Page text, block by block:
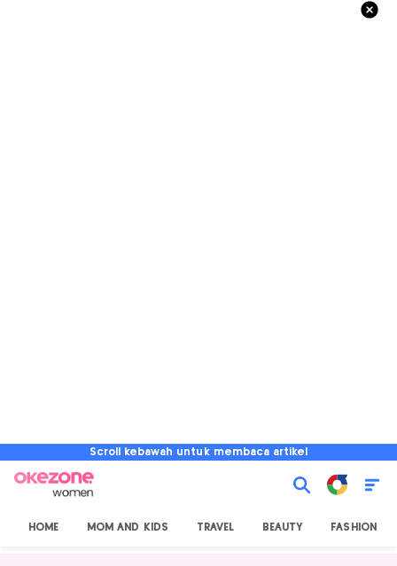
Scroll kebawah untuk membaca artikel
HOME MOM AND KIDS TRAVEL BEAUTY FASHION